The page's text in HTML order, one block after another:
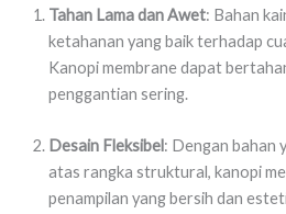
Tahan Lama dan Awet: Bahan
ketahanan yang baik terhadap
Kanopi membrane dapat
penggantian sering.
Desain Fleksibel: Dengan bahan
atas rangka struktural, kanopi
penampilan yang bersih dan